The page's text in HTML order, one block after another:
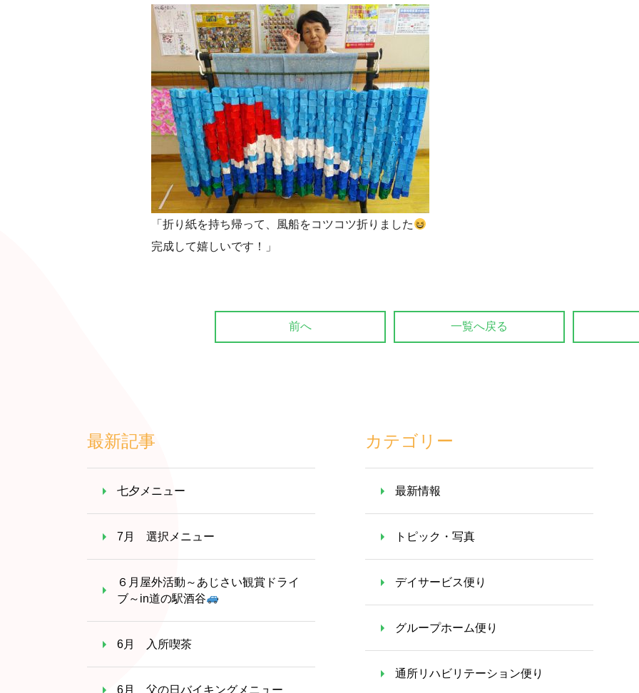
「折り紙を持ち帰って、風船をコツコツ折りました
完成して嬉しいです！」
前へ 一覧へ戻る
最新記事
七夕メニュー
7月 選択メニュー
６月屋外活動～あじさい観賞ドライ
ブ～in道の駅酒谷
6月 入所喫茶
6月 父の日バイキングメニュー
カテゴリー
最新情報
トピック・写真
デイサービス便り
グループホーム便り
通所リハビリテーション便り